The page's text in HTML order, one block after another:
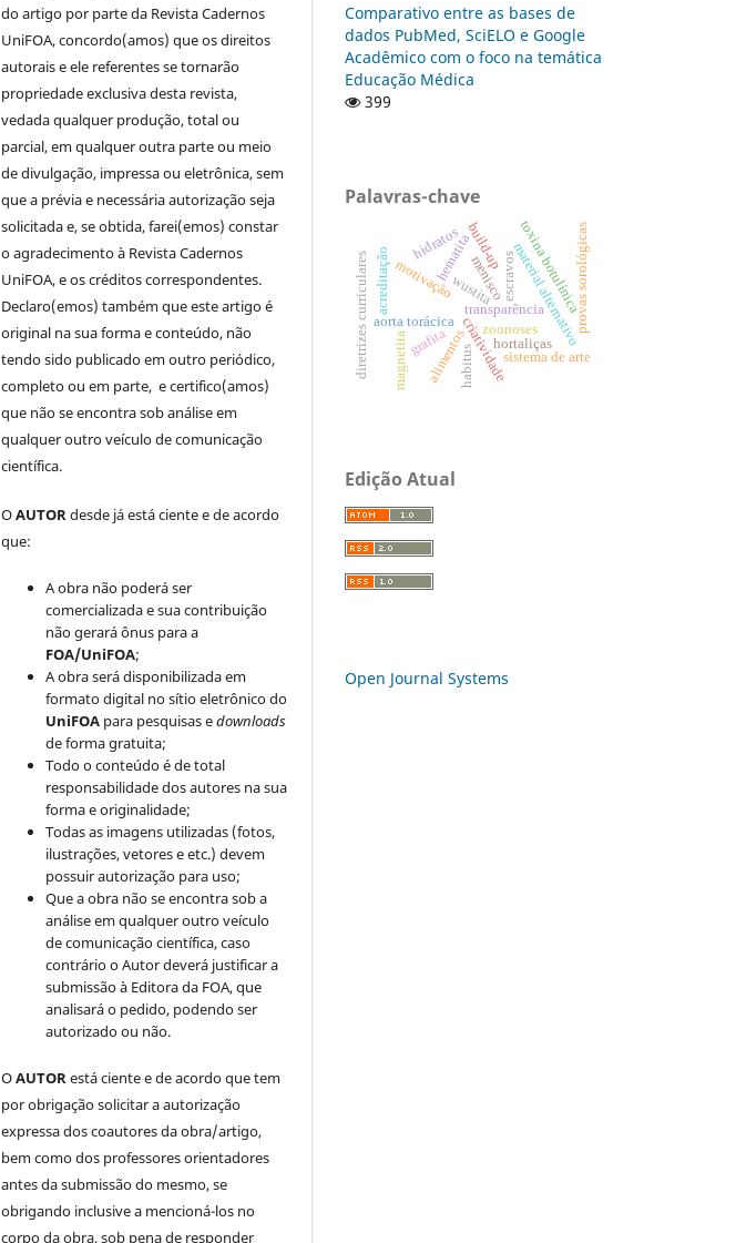
do artigo por parte da Revista Cadernos
UniFOA, concordo(amos) que os direitos
autorais e ele referentes se tornarão
propriedade exclusiva desta revista,
vedada qualquer produção, total ou
parcial, em qualquer outra parte ou meio
de divulgação, impressa ou eletrônica, sem
que a prévia e necessária autorização seja
solicitada e, se obtida, farei(emos) constar
o agradecimento à Revista Cadernos
UniFOA, e os créditos correspondentes.
Declaro(emos) também que este artigo é
original na sua forma e conteúdo, não
tendo sido publicado em outro periódico,
completo ou em parte, e certifico(amos)
que não se encontra sob análise em
qualquer outro veículo de comunicação
científica.
OAUTORdesde já está ciente e de acordo
que:
A obra não poderá ser
comercializada e sua contribuição
não gerará ônus para a
FOA/UniFOA;
A obra será disponibilizada em
formato digital no sítio eletrônico do
UniFOA para pesquisas edownloads
de forma gratuita;
Todo o conteúdo é de total
responsabilidade dos autores na sua
forma e originalidade;
Todas as imagens utilizadas (fotos,
ilustrações, vetores e etc.) devem
possuir autorização para uso;
Que a obra não se encontra sob a
análise em qualquer outro veículo
de comunicação científica, caso
contrário o Autor deverá justificar a
submissão à Editora da FOA, que
analisará o pedido, podendo ser
autorizado ou não.
OAUTORestá ciente e de acordo que tem
por obrigação solicitar a autorização
expressa dos coautores da obra/artigo,
bem como dos professores orientadores
antes da submissão do mesmo, se
obrigando inclusive a mencioná-los no
corpo da obra, sob pena de responder
Comparativo entre as bases de
dados PubMed, SciELO e Google
Acadêmico com o foco na temática
Educação Médica
399
Palavras-chave
transparência
aorta torácica criatividade
material alternativo
motivação
zoonoses provas sorológicas
wustita
menisco
diretrizes curricularesacreditação toxina botulínica
escravos
hematita
hortaliças
alimentos
build-up
grafita
hidratos
magnetita habitus sistema de arte
Edição Atual
Open Journal Systems